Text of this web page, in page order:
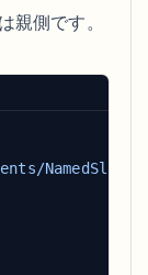
親側です。